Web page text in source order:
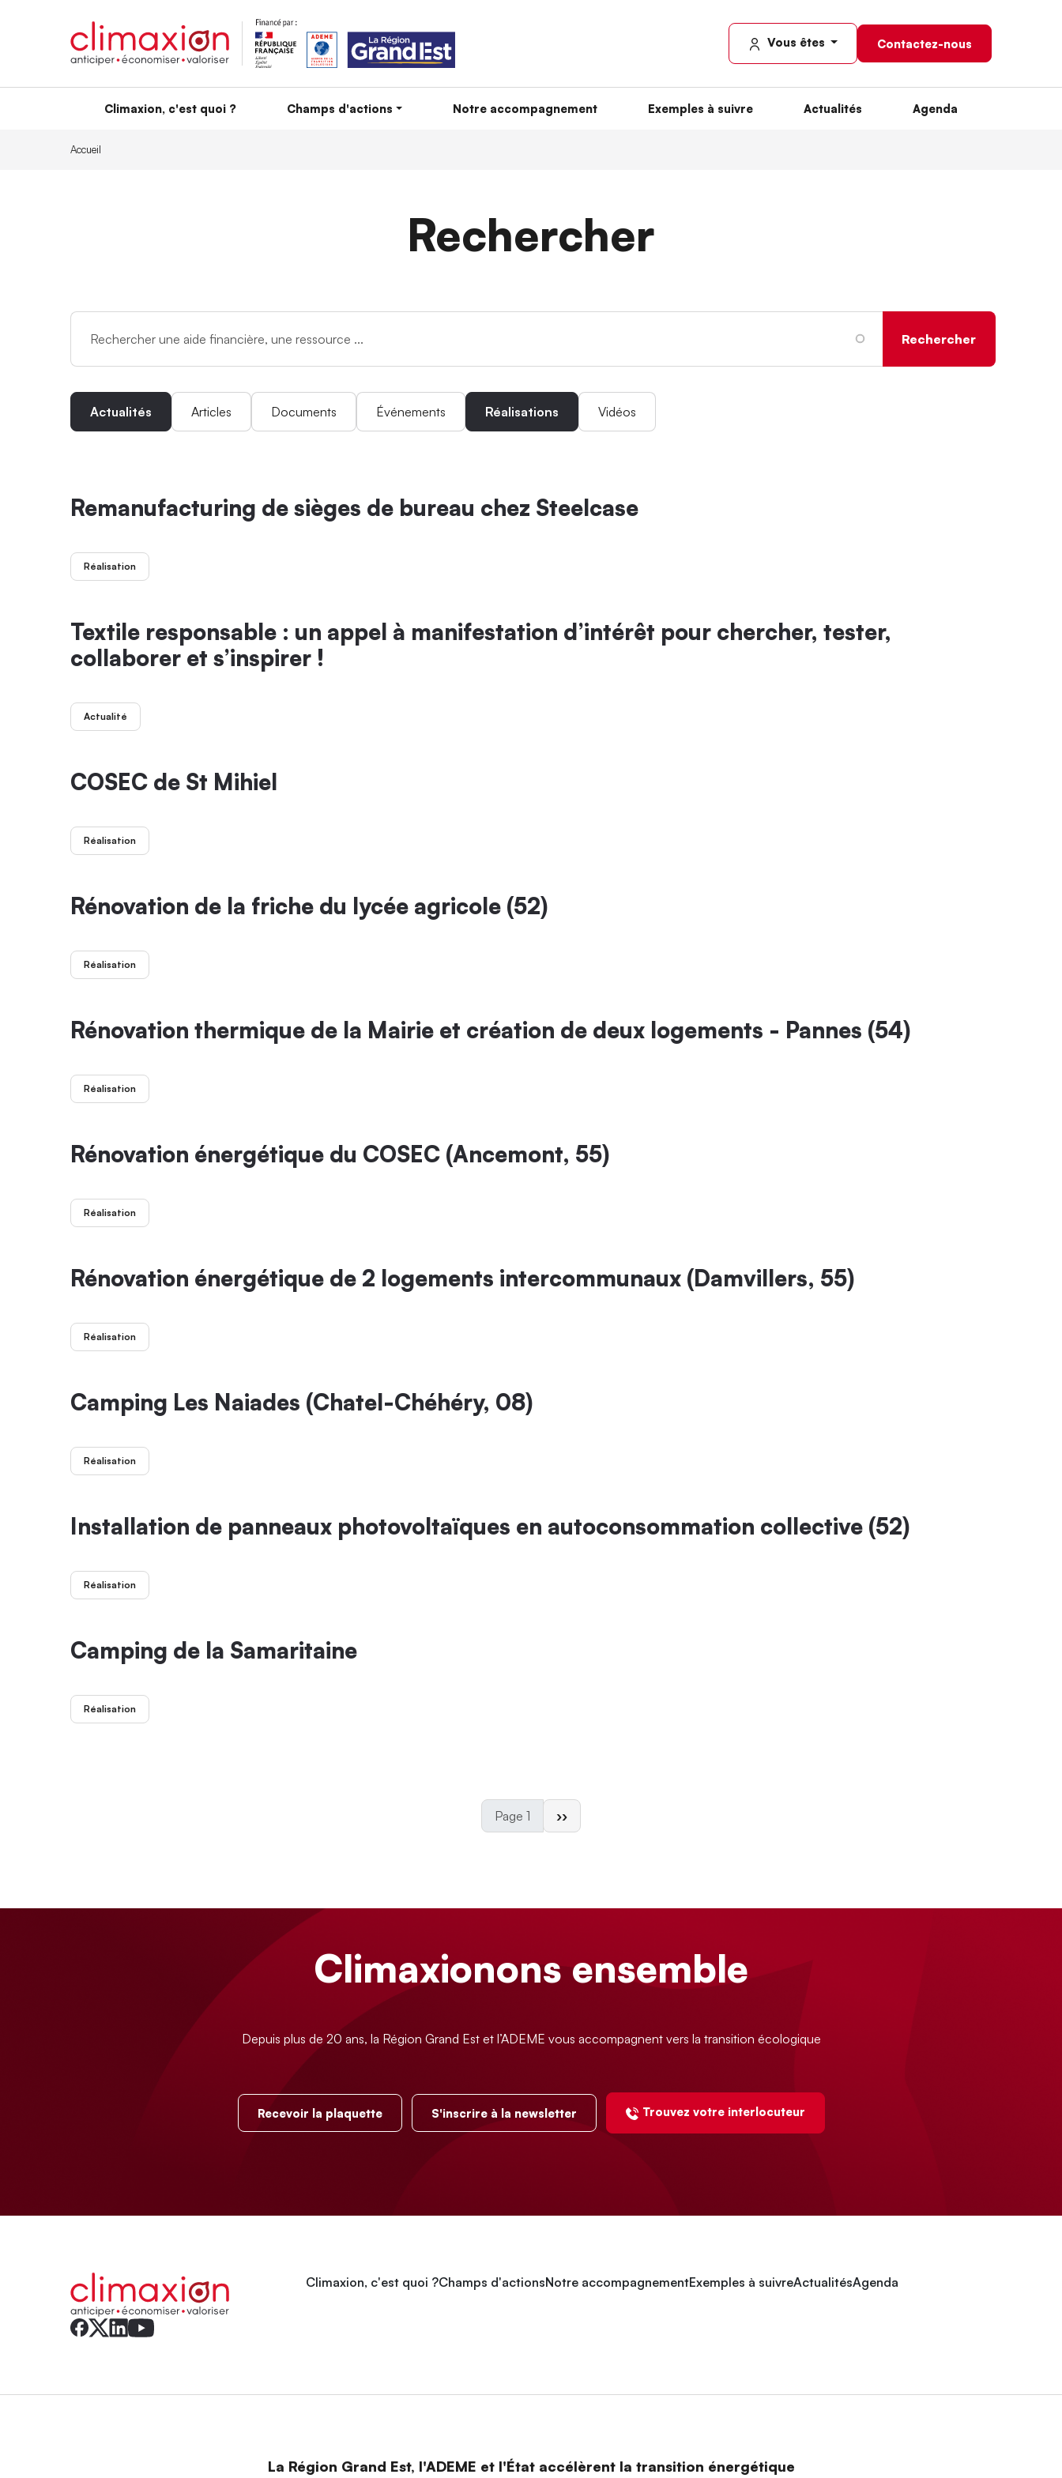
Vous êtes Contactez-nous
Climaxion, c'est quoi ? Champs d'actions Notre accompagnement Exemples à suivre Actualités Agenda
Accueil
Rechercher
Actualités Articles Documents Événements Réalisations Vidéos
Remanufacturing de sièges de bureau chez Steelcase
Réalisation
Textile responsable : un appel à manifestation d’intérêt pour chercher, tester,
collaborer et s’inspirer !
Actualité
COSEC de St Mihiel
Réalisation
Rénovation de la friche du lycée agricole (52)
Réalisation
Rénovation thermique de la Mairie et création de deux logements - Pannes (54)
Réalisation
Rénovation énergétique du COSEC (Ancemont, 55)
Réalisation
Rénovation énergétique de 2 logements intercommunaux (Damvillers, 55)
Réalisation
Camping Les Naiades (Chatel-Chéhéry, 08)
Réalisation
Installation de panneaux photovoltaïques en autoconsommation collective (52)
Réalisation
Camping de la Samaritaine
Réalisation
Page 1 Page suivante
››
Climaxionons ensemble
Depuis plus de 20 ans, la Région Grand Est et l’ADEME vous accompagnent vers la transition écologique
Recevoir la plaquette S'inscrire à la newsletter Trouvez votre interlocuteur
Climaxion, c'est quoi ?Champs d'actionsNotre accompagnementExemples à suivreActualitésAgenda
La Région Grand Est, l'ADEME et l'État accélèrent la transition énergétique